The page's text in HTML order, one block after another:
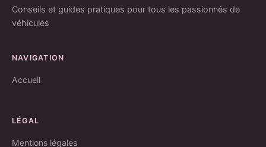
Conseils et guides pratiques pour tous les passionnés de
véhicules
NAVIGATION
Accueil
LÉGAL
Mentions légales